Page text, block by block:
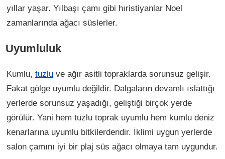
yıllar yaşar. Yılbaşı çamı gibi hıristiyanlar Noel
zamanlarında ağacı süslerler.
Uyumluluk
Kumlu, tuzlu ve ağır asitli topraklarda sorunsuz gelişir.
Fakat gölge uyumlu değildir. Dalgaların devamlı ıslattığı
yerlerde sorunsuz yaşadığı, geliştiği birçok yerde
görülür. Yani hem tuzlu toprak uyumlu hem kumlu deniz
kenarlarına uyumlu bitkilerdendir. İklimi uygun yerlerde
salon çamını iyi bir plaj süs ağacı olmaya tam uygundur.